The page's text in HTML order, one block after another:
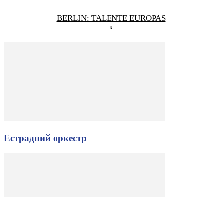
BERLIN: TALENTE EUROPAS
Естрадний оркестр